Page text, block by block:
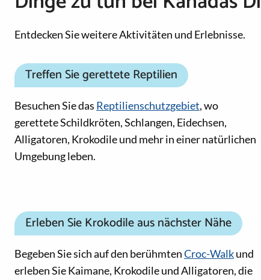
Entdecken Sie weitere Aktivitäten und Erlebnisse.
Treffen Sie gerettete Reptilien
Besuchen Sie das Reptilienschutzgebiet, wo
gerettete Schildkröten, Schlangen, Eidechsen,
Alligatoren, Krokodile und mehr in einer natürlichen
Umgebung leben.
Erleben Sie Krokodile aus nächster Nähe
Begeben Sie sich auf den berühmtenCroc-Walkund
erleben Sie Kaimane, Krokodile und Alligatoren, die